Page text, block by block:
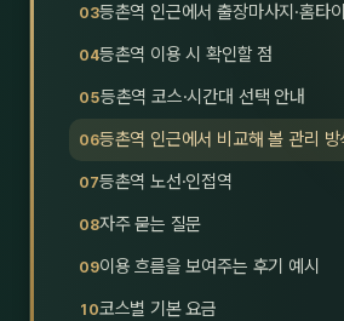
등촌역 인근에서 출장마사지·홈타
등촌역 이용 시 확인할 점
등촌역 코스·시간대 선택 안내
등촌역 인근에서 비교해 볼 관리 방
등촌역 노선·인접역
자주 묻는 질문
이용 흐름을 보여주는 후기 예시
코스별 기본 요금